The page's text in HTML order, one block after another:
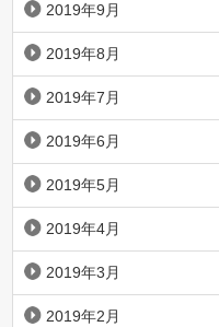
2019年9月
2019年8月
2019年7月
2019年6月
2019年5月
2019年4月
2019年3月
2019年2月